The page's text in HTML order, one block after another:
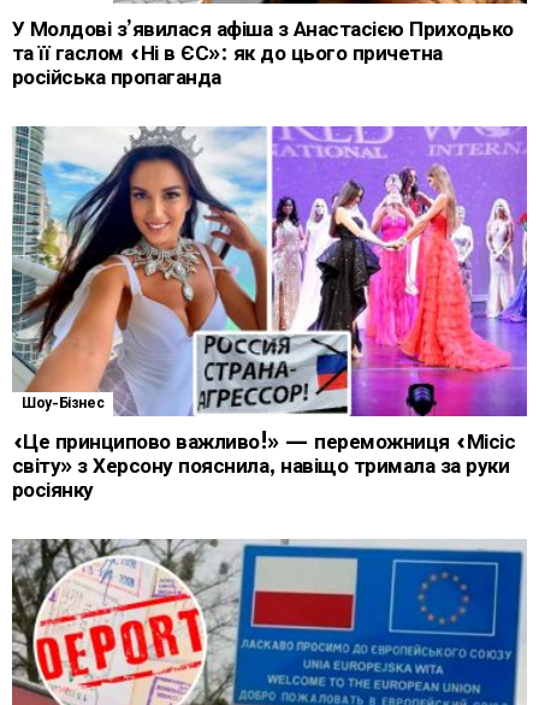
У Молдові з’явилася афіша з Анастасією Приходько
та її гаслом «Ні в ЄС»: як до цього причетна
російська пропаганда
Шоу-Бізнес
«Це принципово важливо!» — переможниця «Місіс
світу» з Херсону пояснила, навіщо тримала за руки
росіянку